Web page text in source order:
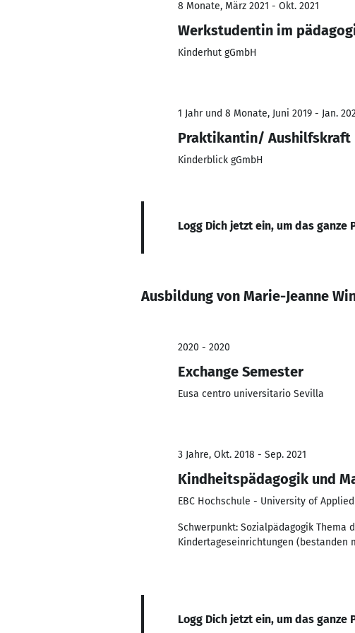
8 Monate, März 2021 - Okt. 2021
Werkstudentin im
Kinderhut gGmbH
1 Jahr und 8 Monate, Juni 2019 - Jan.
Praktikantin/ Aushilfskraft
Kinderblick gGmbH
Logg Dich jetzt ein, um das ganze
Ausbildung von Marie-Jeanne
2020 - 2020
Exchange Semester
Eusa centro universitario Sevilla
3 Jahre, Okt. 2018 - Sep. 2021
Kindheitspädagogik und
EBC Hochschule - University of
Schwerpunkt: Sozialpädagogik
Kindertageseinrichtungen (bestanden
Logg Dich jetzt ein, um das ganze